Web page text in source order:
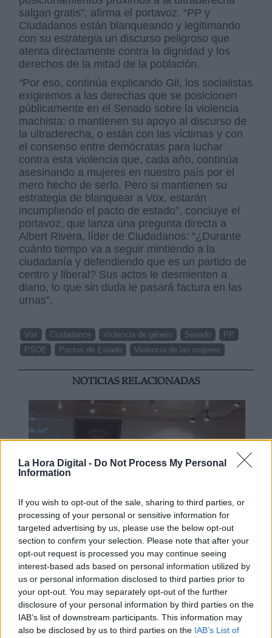
La Hora Digital - Do Not Process My Personal
Information
If you wish to opt-out of the sale, sharing to third parties, or
processing of your personal or sensitive information for
targeted advertising by us, please use the below opt-out
section to confirm your selection. Please note that after your
opt-out request is processed you may continue seeing
interest-based ads based on personal information utilized by
us or personal information disclosed to third parties prior to
your opt-out. You may separately opt-out of the further
disclosure of your personal information by third parties on the
IAB’s list of downstream participants. This information may
also be disclosed by us to third parties on the IAB’s List of
salgan gratis”, afirma el portavoz. “PP y
Ciudadanos están blanqueando y legitimando
con su estrategia un discurso peligroso que
atenta directamente contra la dignidad y los
derechos de la mitad de la población.
“Por eso, continúa explicando Gil, los socialistas
exigiremos a las derechas que se posicionen
públicamente en el Senado sobre la violencia
machista: o mantienen su apoyo al discurso de
la ultraderecha, o están con las víctimas y con
el consenso entre demócratas para luchar
contra esta violencia que, cada año, continúa
asesinando a mujeres en nuestro país por el
mero hecho de serlo. Pero si mantienen su
estrategia de blanquear a Vox, estarán
incumpliendo el pacto de estado”, concluye el
portavoz, que lanza una pregunta directa a
Albert Rivera, líder de Ciudadanos: “¿Durante
cuánto tiempo va a seguir mintiendo a la
ciudadanía y defendiendo que es un partido de
centro y liberal? Sus actos le desmienten a
diario, lo que sin duda le pasará factura en las
urnas”.
Vox Ciudadanos Violencia de género Senado
PP
PSOE
Pactos de Estado Violencia de las mujeres
NOTICIAS RELACIONADAS
Esperamos que Pedro Sánchez
recupere el sentido de sus palabras